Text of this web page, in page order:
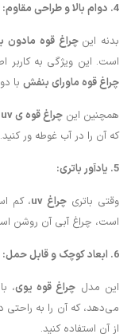
4. دوام بالا و طراحی مقاوم :
بدنه این چراغ قوه
است. این ویژگی به کاربر
چراغ قوه ماورای بنفش با
همچنین اینچراغ قوه ی uv
که آن را در آب غوطه ور کنید.
5. یادآور باتری :
وقتی باتری چراغ uv
، کم
است، چراغ آبی آن روشن
6. ابعاد کوچک و قابل حمل :
این مدل چراغ قوه یوی،
می‌دهد، که آن را به
از آن استفاده کنید.